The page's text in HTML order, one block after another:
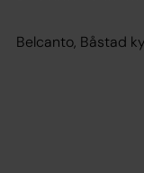
Belcanto, Båstad